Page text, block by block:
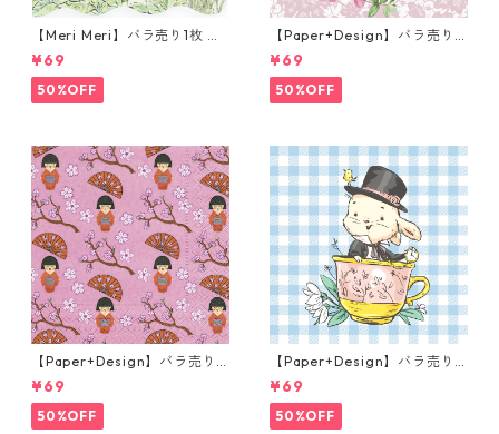
【Meri Meri】バラ売り1枚 カ
クテルサイズ ペーパーナプキ
ン Peter Rabbit In The Gard
en クリーム ピーターラビット
¥69
50%OFF
【Paper+Design】バラ売り2
枚 ランチサイズ ペーパーナプ
キン Sweet bird ローズ
¥69
50%OFF
【Paper+Design】バラ売り2
枚 ランチサイズ ペーパーナプ
キン LITTLE GEISHA ピンク
¥69
50%OFF
【Paper+Design】バラ売り2
枚 ランチサイズ ペーパーナプ
キン Easter Cup ライトブル
ー
¥69
50%OFF